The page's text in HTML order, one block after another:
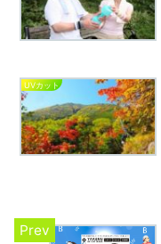
UVカット